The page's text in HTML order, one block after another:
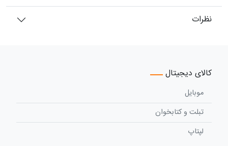
نظرات
کالای دیجیتال
موبایل
تبلت و کتابخوان
لپتاپ